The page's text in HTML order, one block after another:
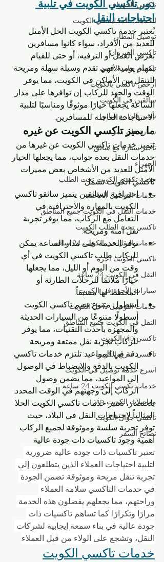
تاكسي الجهراء
الخدمات المحلية في الكويت
توصيل المطار
تاكسي القيروان
تاكسي جابر الأحمد
أرخص تاكسي بالكويت
سائقين في الكويت
تأجير فان مع سايق
سيارة فان كبير
تأجير سيارة مع سائق
الجهراء
خدمة تكسي الكويت تحت الطلب
خدمات التوصيل الخاصة
خدمات النقل في الكويت جميع المناطق
تاكسي تحت الطلب الكويت
خدمات النقل في الكويت 24 ساعة
تاكسي الكويت اجرة
النقل في الكويت 24 ساعة
سيارات الأجرة في الكويت
خدمات التوصيل داخل الكويت
النقل في الكويت جميع المناطق
تاكسي vip الكويت
تاكسي سريع الكويت
اسرع خدمة توصيل في الكويت
خدمات تكسي الكويت 24 ساعة
مواصلات الكويت vip
تاكسي جوال الكويت
نصائح السفر
دور تاكسي الكويت في تلبية
احتياجات النقل
تُعتبر خدمة تاكسي الكويت الحل الأمثل
للعديد من الأفراد، سواء كانوا مسافرين
بغرض العمل أو الترفيه، أو حتى للقيام
بمهام يومية. فهي تقدم وسيلة سهلة ومريحة
للتنقل بين الأماكن في الكويت، مما يوفر
الوقت والجهد للركاب. إن توافرها على مدار
الساعة يجعلها خيارًا موثوقًا ومناسبًا لتلبية
الاحتياجات العاجلة للمسافرين.
ما يميز تاكسي الكويت عن غيره
تتميز خدمات تاكسي الكويت عن غيرها من
خدمات النقل بعدة جوانب، مما يجعلها الخيار
الأمثل للعديد من الأشخاص. بعض مميزات
تاكسي الكويت تشمل:
احترافية السائقين: يتميز سائقو تاكسي
الكويت بالمهارة والاحترافية في
التعامل مع الركاب، مما يوفر تجربة
نقل آمنة ومريحة.
توفر الخدمة على مدار الساعة: يمكن
للركاب طلب تاكسي الكويت في أي
وقت من اليوم أو الليل، مما يجعلها
خيارًا ملائمًا للرحلات الطارئة أو
المخطط لها مسبقاً.
أسطول متنوع: تضم تاكسي الكويت
أسطولًا متنوعًا من السيارات الحديثة
والمجهزة بأحدث التقنيات، مما يوفر
للركاب تجربة نقل ممتعة ومريحة.
دقة في المواعيد: تلتزم خدمات تاكسي
الكويت بالدقة والانضباط في الوصول
إلى المواعيد، مما يضمن وصول
الركاب إلى وجهتهم في الوقت المحدد.
باختصار، تعتبر خدمات تاكسي الكويت الحلا
المثالياً لاحتياجات النقل في البلاد، حيث
توفر تجربة سلسة وموثوقة لجميع الركاب.
أهمية وجود تاكسيات ذات جودة عالية
تعتبر تاكسيات ذات جودة عالية ضرورية
لتلبية احتياجات العملاء الذين يتطلعون إلى
تجربة تنقل مريحة وموثوقة. تضمن الجودة
في خدمات التاكسي سلامة العملاء
وراحتهم، مما يجعلهم يفضلون هذه الخدمة
مرارًا وتكرارًا. كما تساهم تاكسيات ذات
جودة عالية في بناء سمعة إيجابية لشركات
النقل، وتشجع على الولاء من قبل العملاء.
خدمات تاكسي الكويت